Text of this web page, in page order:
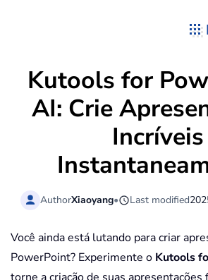
Kutools for
AI: Crie
Incríveis
AuthorXiaoyang• Last modified
Você ainda está lutando para criar
PowerPoint? Experimente o Kutools